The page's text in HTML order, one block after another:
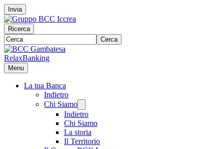
Invia
Ricerca
Cerca
RelaxBanking
Menu
La tua Banca
Indietro
Chi Siamo
Indietro
Chi Siamo
La storia
Il Territorio